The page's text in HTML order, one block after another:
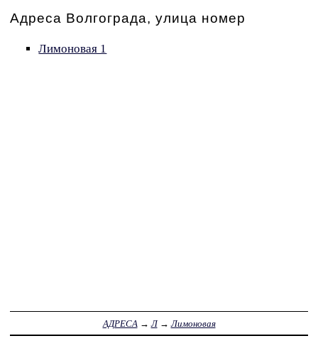
Адреса Волгограда, улица номер
Лимоновая 1
АДРЕСА →Л→Лимоновая